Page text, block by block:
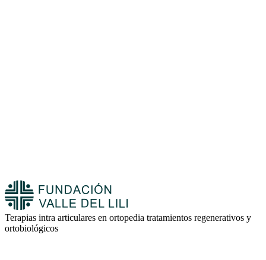
Terapias intra articulares en ortopedia tratamientos regenerativos y
ortobiológicos